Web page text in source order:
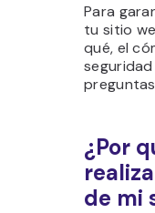
Para
tu sitio
qué, el
¿Por
de mi